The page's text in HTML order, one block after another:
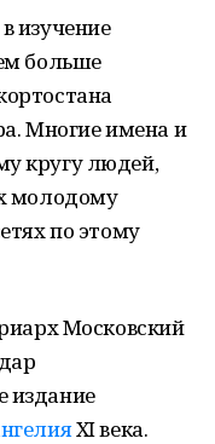
изучение
больше
Многие имена и
кругу людей,
молодому
по этому
Московский
издание
XI века.